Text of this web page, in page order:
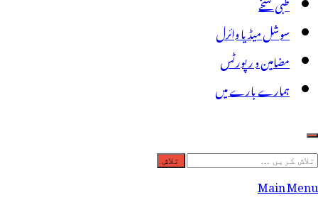
سوشل میڈیا وائرل
مضامین و رپورٹس
ہمارے بارے میں
تلاش
کریں
Main Menu